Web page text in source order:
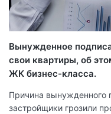
Вынужденное
свои квартиры, об
ЖК бизнес-класса.
Причина вынужденного
застройщики грозили